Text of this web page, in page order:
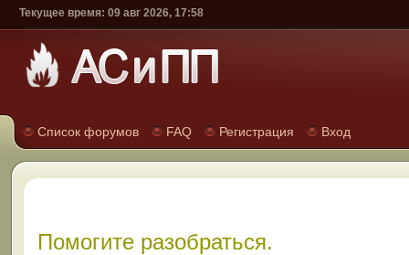
Текущее время: 09 авг 2026, 17:58
Список форумов FAQ Регистрация Вход
Помогите разобраться.